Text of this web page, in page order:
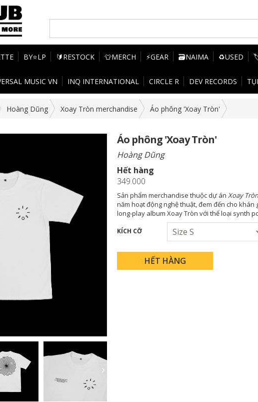
BY⭐LP 🔰RESTOCK 👕MERCH ⚡GEAR 🗃️NAIMA ♻️USED
MUSIC VN INQ INTERNATIONAL CIRCLE R DEV RECORDS
Hoàng Dũng Xoay Tròn merchandise Áo phông 'Xoay Tròn'
Áo phông 'Xoay Tròn'
Hoàng Dũng
Hết hàng
349.000
Sản phẩm merchandise thuộc dự án Xoay Tròn
năm hoạt động nghệ thuật, đem đến cho
long-play album Xoay Tròn với thể loại synth
KÍCH CỠ
HẾT HÀNG